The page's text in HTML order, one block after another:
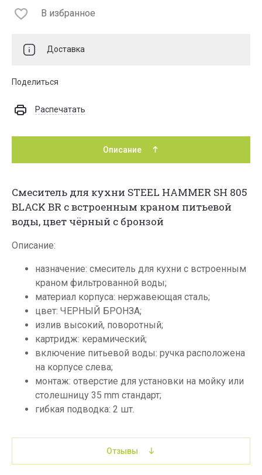
В избранное
Доставка
Поделиться
Распечатать
Описание
Смеситель для кухни STEEL HAMMER SH 805
BLACK BR с встроенным краном питьевой
воды, цвет чёрный с бронзой
Описание:
назначение: смеситель для кухни с встроенным
краном фильтрованной воды;
материал корпуса: нержавеющая сталь;
цвет: ЧЕРНЫЙ БРОНЗА;
излив высокий, поворотный;
картридж: керамический;
включение питьевой воды: ручка расположена
на корпусе слева;
монтаж: отверстие для установки на мойку или
столешницу 35 mm стандарт;
гибкая подводка: 2 шт.
Отзывы